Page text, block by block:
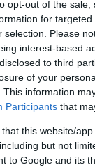
opt-out of the
for
selection. Please
interest-based
to third
of your
This information
Participants that
that this website/
but not
to Google and its
των
και
(09-08-
πρωτοσέλιδα των
και
...